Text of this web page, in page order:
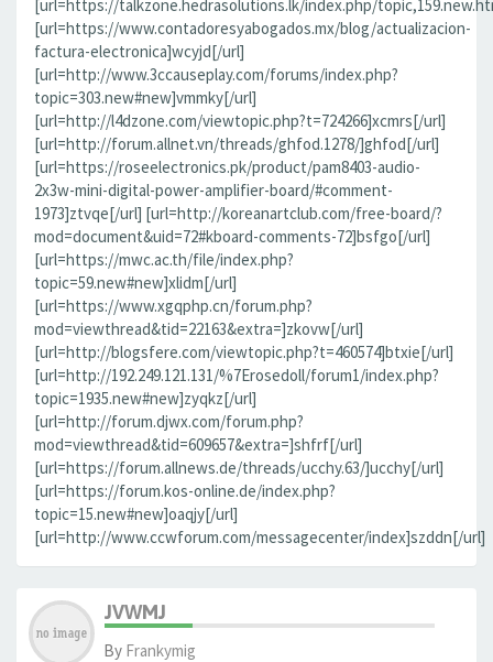
[url=https://talkzone.hedrasolutions.lk/index.php/
[url=https://www.contadoresyabogados.mx/blog/actualizacion-
factura-electronica]wcyjd[/url]
[url=http://www.3ccauseplay.com/forums/index.php?
topic=303.new#new]vmmky[/url]
[url=http://l4dzone.com/viewtopic.php?t=724266]xcmrs[/url]
[url=http://forum.allnet.vn/threads/ghfod.1278/]ghfod[/url]
[url=https://roseelectronics.pk/product/pam8403-audio-
2x3w-mini-digital-power-amplifier-board/#comment-
1973]ztvqe[/url] [url=http://koreanartclub.com/free-board/?
mod=document&uid=72#kboard-comments-72]bsfgo[/url]
[url=https://mwc.ac.th/file/index.php?
topic=59.new#new]xlidm[/url]
[url=https://www.xgqphp.cn/forum.php?
mod=viewthread&tid=22163&extra=]zkovw[/url]
[url=http://blogsfere.com/viewtopic.php?t=460574]btxie[/url]
[url=http://192.249.121.131/%7Erosedoll/forum1/index.php?
topic=1935.new#new]zyqkz[/url]
[url=http://forum.djwx.com/forum.php?
mod=viewthread&tid=609657&extra=]shfrf[/url]
[url=https://forum.allnews.de/threads/ucchy.63/]ucchy[/url]
[url=https://forum.kos-online.de/index.php?
topic=15.new#new]oaqjy[/url]
[url=http://www.ccwforum.com/messagecenter/index]szddn[/url]
JVWMJ
By Frankymig